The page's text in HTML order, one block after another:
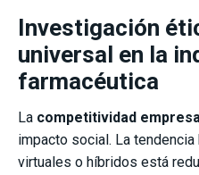
Investigación
universal en la
farmacéutica
La competitividad
impacto social. La
virtuales o híbridos está